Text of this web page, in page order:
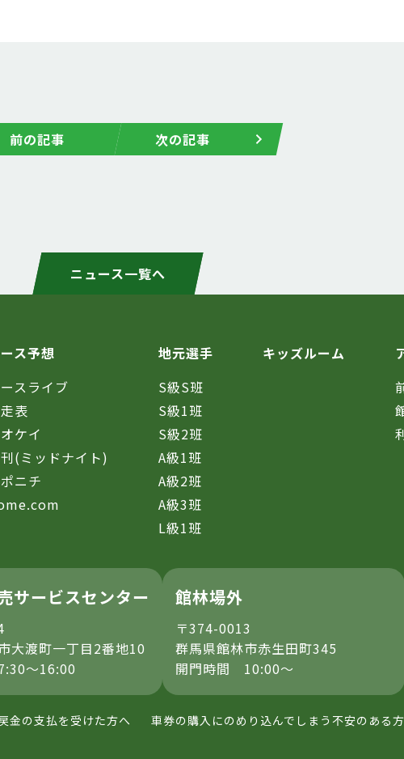
前の記事 次の記事
ニュース一覧へ
ス予想
スライブ
表
ケイ
(ミッドナイト)
ニチ
地元選手
S級S班
S級1班
S級2班
A級1班
A級2班
A級3班
L級1班
キッズルーム
サービスセンター
大渡町一丁目2番地10
～16:00
館林場外
〒374-0013
群馬県館林市赤生田町345
開門時間 10:00～
金の支払を受けた方へ 車券の購入にのめり込んでしまう不安のある